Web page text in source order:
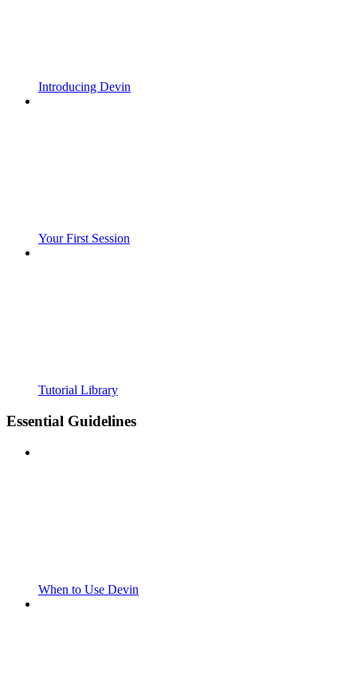
Introducing Devin
Your First Session
Tutorial Library
Essential Guidelines
When to Use Devin